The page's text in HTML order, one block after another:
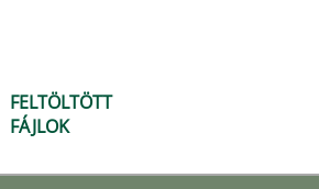
FELTÖLTÖTT
FÁJLOK